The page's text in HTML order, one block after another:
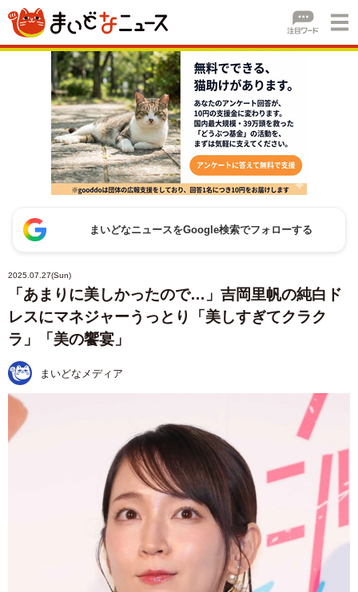
まいどなニュースをGoogle検索でフォローする
2025.07.27(Sun)
「あまりに美しかったので…」吉岡里帆の純白ド
レスにマネジャーうっとり「美しすぎてクラク
ラ」「美の饗宴」
まいどなメディア